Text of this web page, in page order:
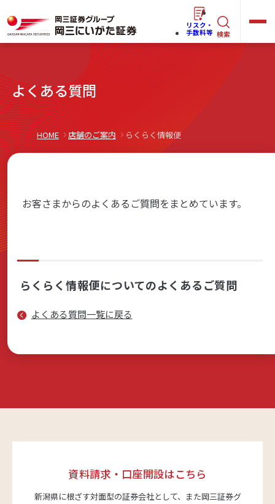
ー
ワ
ー
ド
らくらくネット情報便
サポート・お手続き
リスク・
手数料等 検索
キ
ー
ド
で
探
よくある質問
HOME 店舗のご案内 らくらく情報便
お客さまからのよくあるご質問をまとめています。
らくらく情報便についてのよくあるご質問
よくある質問一覧に戻る
資料請求・口座開設はこちら
新潟県に根ざす対面型の証券会社として、また岡三証券グ